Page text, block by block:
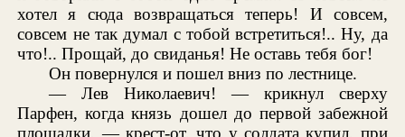
хотел я сюда возвращаться теперь! И совсем,
совсем не так думал с тобой встретиться!.. Ну, да
что!.. Прощай, до свиданья! Не оставь тебя бог!
Он повернулся и пошел вниз по лестнице.
— Лев Николаевич! — крикнул сверху
Парфен, когда князь дошел до первой забежной
площадки, — крест-от, что у солдата купил, при